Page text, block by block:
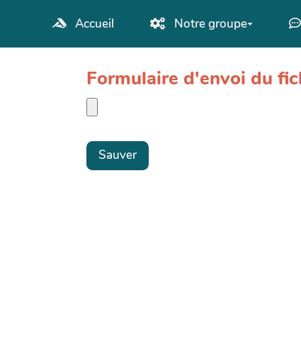
Aller au contenu principal
Accueil Notre groupe
Formulaire d'envoi du